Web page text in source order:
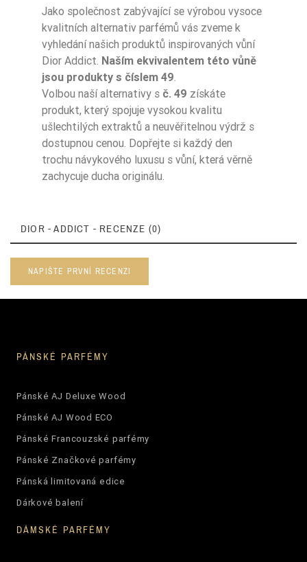
Jako společnost zabývající se výrobou vysoce
kvalitních alternativ parfémů vás zveme k
vyhledání našich produktů inspirovaných vůní
Dior Addict. Naším ekvivalentem této vůně
jsou produkty s číslem 49
Volbou naší alternativy s č. 49 získáte
produkt, který spojuje vysokou kvalitu
ušlechtilých extraktů a neuvěřitelnou výdrž s
dostupnou cenou. Dopřejte si každý den
trochu návykového luxusu s vůní, která věrně
zachycuje ducha originálu.
DIOR - ADDICT - RECENZE (0)
NAPIŠTE PRVNÍ RECENZI
PÁNSKÉ PARFÉMY
Pánské AJ Deluxe Wood
Pánské AJ Wood ECO
Pánské Francouzské parfémy
Pánské Značkové parfémy
Pánská limitovaná edice
Dárkové balení
DÁMSKÉ PARFÉMY